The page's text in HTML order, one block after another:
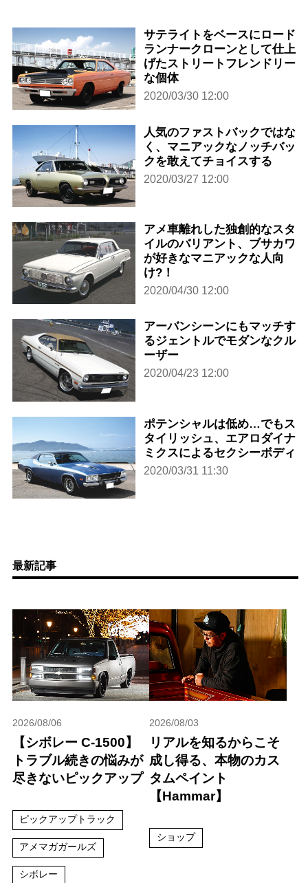
サテライトをベースにロード
ランナークローンとして仕上
げたストリートフレンドリー
な個体
2020/03/30 12:00
人気のファストバックではな
く、マニアックなノッチバッ
クを敢えてチョイスする
2020/03/27 12:00
アメ車離れした独創的なスタ
イルのバリアント、ブサカワ
が好きなマニアックな人向
け?！
2020/04/30 12:00
アーバンシーンにもマッチす
るジェントルでモダンなクル
ーザー
2020/04/23 12:00
ポテンシャルは低め…でもス
タイリッシュ、エアロダイナ
ミクスによるセクシーボディ
2020/03/31 11:30
最新記事
2026/08/06
【シボレー C-1500】
トラブル続きの悩みが
尽きないピックアップ
ピックアップトラック
アメマガガールズ
シボレー
2026/08/03
リアルを知るからこそ
成し得る、本物のカス
タムペイント
【Hammar】
ショップ